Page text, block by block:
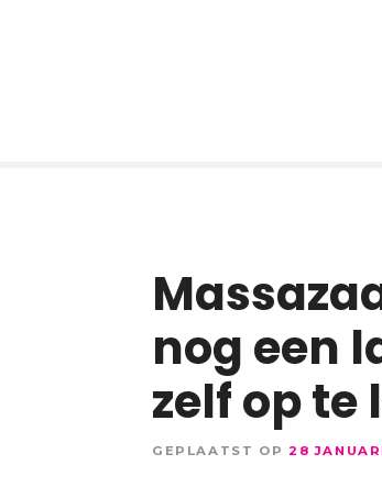
nog een
zelf op te
GEPLAATST OP 28